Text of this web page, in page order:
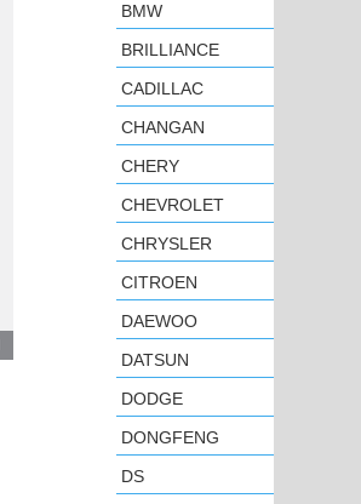
BMW
BRILLIANCE
CADILLAC
CHANGAN
CHERY
CHEVROLET
CHRYSLER
CITROEN
DAEWOO
DATSUN
DODGE
DONGFENG
DS